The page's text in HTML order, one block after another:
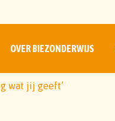
OVER BIEZONDERWIJS
wat jij geeft’